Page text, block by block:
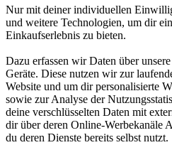
Nur mit deiner individuellen
und weitere Technologien, um dir
Einkaufserlebnis zu bieten.
Dazu erfassen wir Daten über
Geräte. Diese nutzen wir zur
Website und um dir personalisierte
sowie zur Analyse der
deine verschlüsselten Daten mit
dir über deren Online-Werbekanäle
du deren Dienste bereits selbst nutzt.